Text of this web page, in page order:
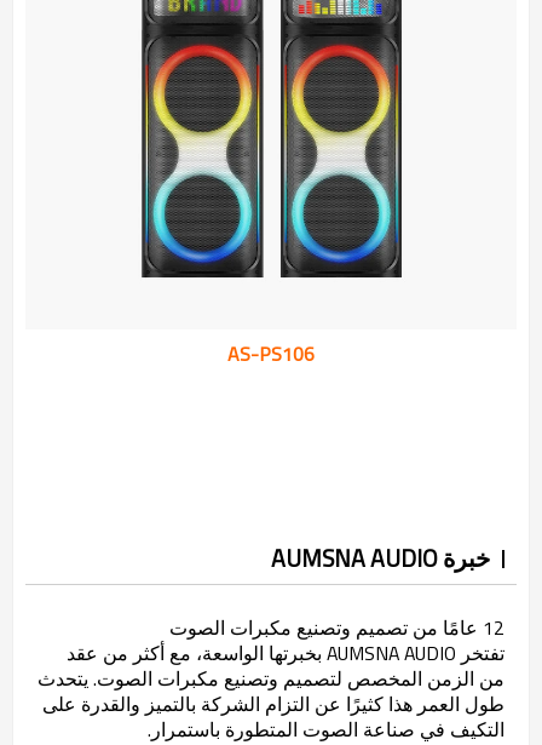
AS-PS106
خبرة AUMSNA AUDIO
12 عامًا من تصميم وتصنيع مكبرات الصوت
تفتخر AUMSNA AUDIO بخبرتها الواسعة، مع أكثر من عقد
من الزمن المخصص لتصميم وتصنيع مكبرات الصوت. يتحدث
طول العمر هذا كثيرًا عن التزام الشركة بالتميز والقدرة على
التكيف في صناعة الصوت المتطورة باستمرار.